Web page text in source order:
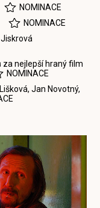
NOMINACE
NOMINACE
nejlepší hraný film
NOMINACE
,Jan Novotný,